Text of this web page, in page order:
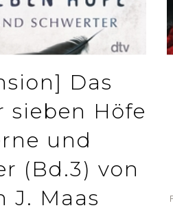
Das
sieben Höfe
und
(Bd.3) von
J. Maas